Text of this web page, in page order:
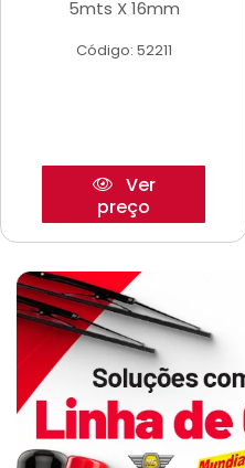
5mts X 16mm
Código: 52211
Ver
preço